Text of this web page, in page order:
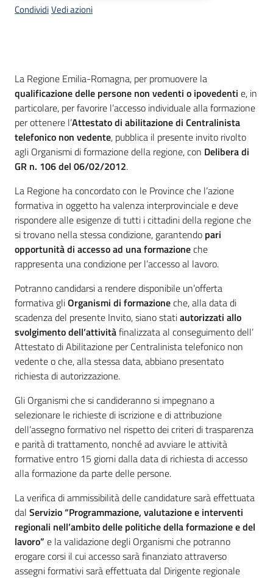
CondividiVedi azioni
Descrizione
La Regione Emilia-Romagna, per promuovere la
qualificazione delle persone non vedenti o ipovedenti e, in
particolare, per favorire l’accesso individuale alla formazione
per ottenere l’Attestato di abilitazione di Centralinista
telefonico non vedente, pubblica il presente invito rivolto
agli Organismi di formazione della regione, con Delibera di
GR n. 106 del 06/02/2012.
La Regione ha concordato con le Province che l’azione
formativa in oggetto ha valenza interprovinciale e deve
rispondere alle esigenze di tutti i cittadini della regione che
si trovano nella stessa condizione, garantendo pari
opportunità di accesso ad una formazioneche
rappresenta una condizione per l’accesso al lavoro.
Potranno candidarsi a rendere disponibile un’offerta
formativa gliOrganismi di formazioneche, alla data di
scadenza del presente Invito, siano statiautorizzati allo
svolgimento dell’attivitàfinalizzata al conseguimento dell’
Attestato di Abilitazione per Centralinista telefonico non
vedente o che, alla stessa data, abbiano presentato
richiesta di autorizzazione.
Gli Organismi che si candideranno si impegnano a
selezionare le richieste di iscrizione e di attribuzione
dell’assegno formativo nel rispetto dei criteri di trasparenza
e parità di trattamento, nonché ad avviare le attività
formative entro 15 giorni dalla data di richiesta di accesso
alla formazione da parte delle persone.
La verifica di ammissibilità delle candidature sarà effettuata
dal Servizio “Programmazione, valutazione e interventi
regionali nell’ambito delle politiche della formazione e del
lavoro” e la validazione degli Organismi che potranno
erogare corsi il cui accesso sarà finanziato attraverso
assegni formativi sarà effettuata dal Dirigente regionale